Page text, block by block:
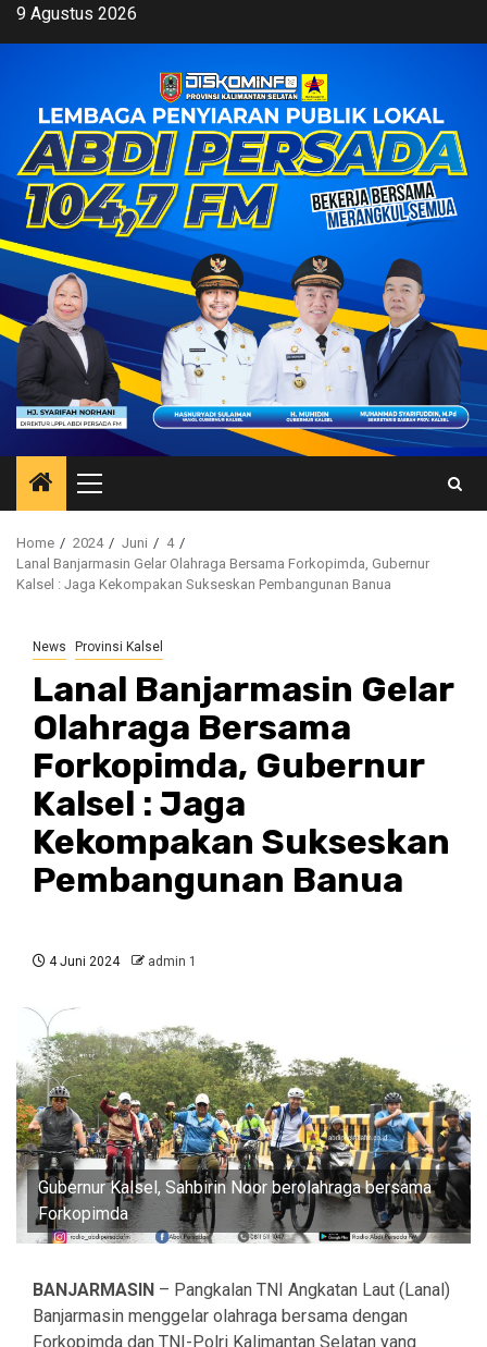
Skip9 Agustus 2026
Primary
Menu
Home 2024 Juni
4
Lanal Banjarmasin Gelar Olahraga Bersama Forkopimda, Gubernur
Kalsel : Jaga Kekompakan Sukseskan Pembangunan Banua
News Provinsi Kalsel
Lanal Banjarmasin Gelar
Olahraga Bersama
Forkopimda, Gubernur
Kalsel : Jaga
Kekompakan Sukseskan
Pembangunan Banua
4 Juni 2024 admin 1
Gubernur Kalsel, Sahbirin Noor berolahraga bersama
Forkopimda
BANJARMASIN – Pangkalan TNI Angkatan Laut (Lanal)
Banjarmasin menggelar olahraga bersama dengan
Forkopimda dan TNI-Polri Kalimantan Selatan yang